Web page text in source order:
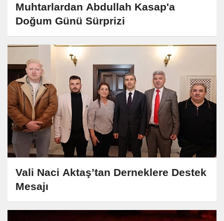
Muhtarlardan Abdullah Kasap'a
Doğum Günü Sürprizi
Vali Naci Aktaş’tan Derneklere Destek
Mesajı